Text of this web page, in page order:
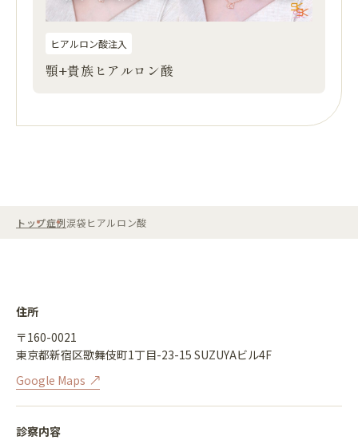
ヒアルロン酸注入
顎+貴族ヒアルロン酸
トップ症例涙袋ヒアルロン酸
住所
〒160-0021
東京都新宿区歌舞伎町1丁目-23-15 SUZUYAビル4F
Google Maps
診察内容